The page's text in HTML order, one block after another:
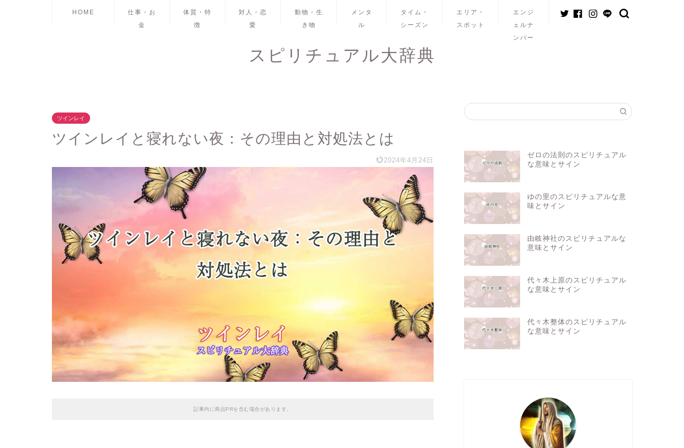
HOME
仕事・お
金
体質・特
徴
対人・恋
愛
動物・生
き物
メンタ
ル
タイム・
シーズン
エリア・
スポット
エンジ
ェルナ
ンバー
スピリチュアル大辞典
ツインレイ
ツインレイと寝れない夜：その理由と対処法とは
2024年4月24日
記事内に商品PRを含む場合があります。
ゼロの法則のスピリチュアル
な意味とサイン
ゆの里のスピリチュアルな意
味とサイン
由岐神社のスピリチュアルな
意味とサイン
代々木上原のスピリチュアル
な意味とサイン
代々木整体のスピリチュアル
な意味とサイン